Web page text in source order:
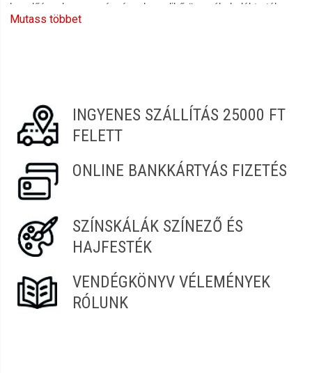
kezelőágyak, masszázságyak, pedikűrös székek, lábtartók,
arcgőzölők, bőrvasaló készülékek, fényterápiás eszközök,
Hélia-D, Mollis, Victoria, Victoria Beauty, Stella Beauty
termékek. 100%-os vásárlói elégedettség, gyors és kényelmes
vásárlás a Szendrei Szépségcikk webáruházban
Mutass többet
INGYENES SZÁLLÍTÁS 25000 FT
FELETT
ONLINE BANKKÁRTYÁS FIZETÉS
SZÍNSKÁLÁK SZÍNEZŐ ÉS
HAJFESTÉK
VENDÉGKÖNYV VÉLEMÉNYEK
RÓLUNK